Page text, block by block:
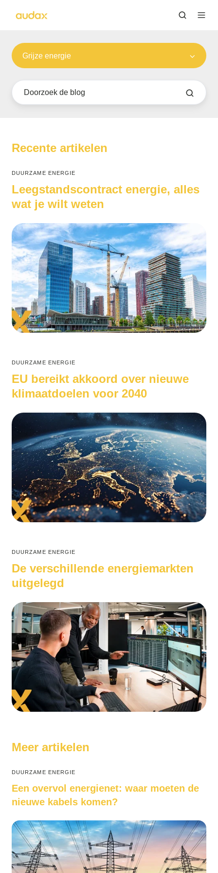
Grijze energie
Recente artikelen
DUURZAME ENERGIE
Leegstandscontract energie, alles
wat je wilt weten
DUURZAME ENERGIE
EU bereikt akkoord over nieuwe
klimaatdoelen voor 2040
DUURZAME ENERGIE
De verschillende energiemarkten
uitgelegd
Meer artikelen
DUURZAME ENERGIE
Een overvol energienet: waar moeten de
nieuwe kabels komen?